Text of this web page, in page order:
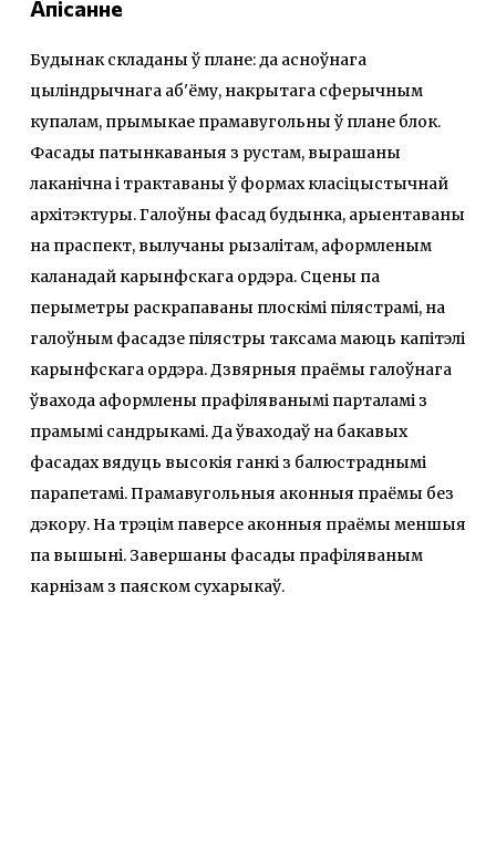
Апісанне
Будынак складаны ў плане: да асноўнага
цыліндрычнага аб'ёму, накрытага сферычным
купалам, прымыкае прамавугольны ў плане блок.
Фасады патынкаваныя з рустам, вырашаны
лаканічна і трактаваны ў формах класіцыстычнай
архітэктуры. Галоўны фасад будынка, арыентаваны
на праспект, вылучаны рызалітам, аформленым
каланадай карынфскага ордэра. Сцены па
перыметры раскрапаваны плоскімі пілястрамі, на
галоўным фасадзе пілястры таксама маюць капітэлі
карынфскага ордэра. Дзвярныя праёмы галоўнага
ўвахода аформлены прафіляванымі парталамі з
прамымі сандрыкамі. Да ўваходаў на бакавых
фасадах вядуць высокія ганкі з балюстраднымі
парапетамі. Прамавугольныя аконныя праёмы без
дэкору. На трэцім паверсе аконныя праёмы меншыя
па вышыні. Завершаны фасады прафіляваным
карнізам з паяском сухарыкаў.